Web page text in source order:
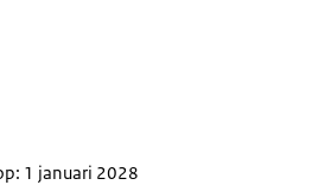
1 januari 2028